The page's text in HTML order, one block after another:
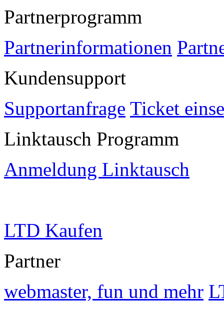
Partnerprogramm
Partnerinformationen
Kundensupport
Supportanfrage Ticket
Linktausch Programm
Anmeldung Linktausch
LTD Kaufen
Partner
webmaster, fun und mehr